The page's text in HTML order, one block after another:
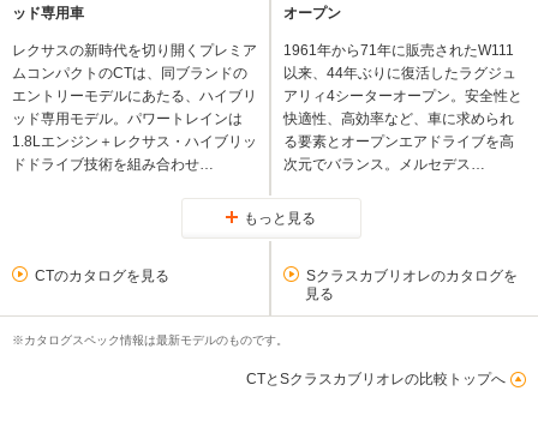
ッド専用車
レクサスの新時代を切り開くプレミア
ムコンパクトのCTは、同ブランドの
エントリーモデルにあたる、ハイブリ
ッド専用モデル。パワートレインは
1.8Lエンジン＋レクサス・ハイブリッ
ドドライブ技術を組み合わせ…
オープン
1961年から71年に販売されたW111
以来、44年ぶりに復活したラグジュ
アリィ4シーターオープン。安全性と
快適性、高効率など、車に求められ
る要素とオープンエアドライブを高
次元でバランス。メルセデス…
もっと見る
CTのカタログを見る
Sクラスカブリオレのカタログを
見る
※カタログスペック情報は最新モデルのものです。
CTとSクラスカブリオレの比較トップへ